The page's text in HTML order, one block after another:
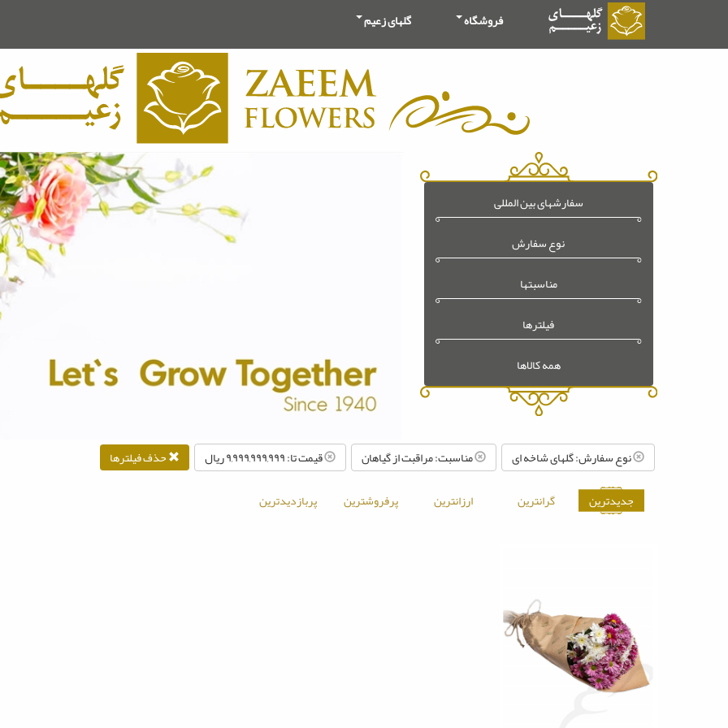
فروشگاه گلهای زعیم
سفارشهای بین المللی
نوع سفارش
مناسبتها
فیلترها
همه کالاها
نوع سفارش: گلهای شاخه ای مناسبت: مراقبت از گیاهان قیمت تا: ۹,۹۹۹,۹۹۹,۹۹۹ ريال
حذف فیلترها
جدیدترین
گرانترین ارزانترین پرفروشترین پربازدیدترین